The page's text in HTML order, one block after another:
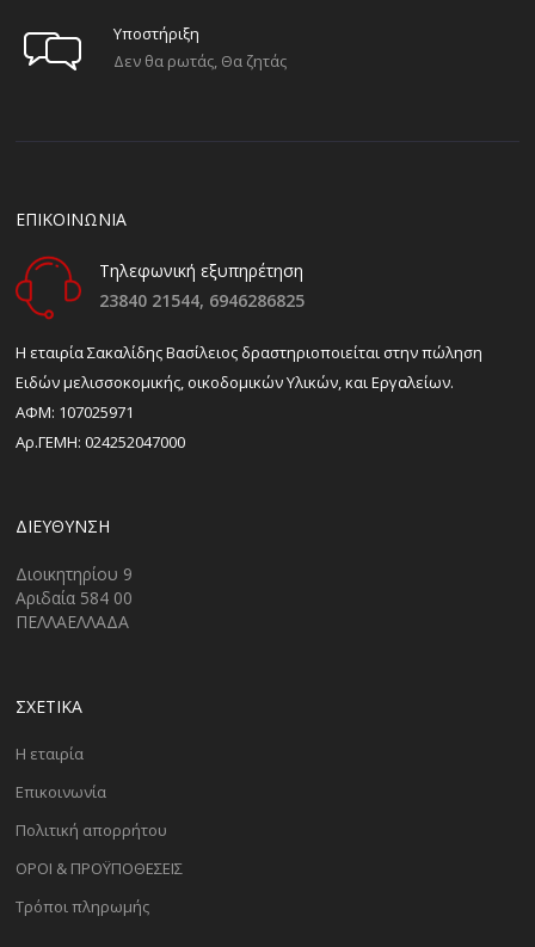
Υποστήριξη
Δεν θα ρωτάς, Θα ζητάς
ΕΠΙΚΟΙΝΩΝΙΑ
Τηλεφωνική εξυπηρέτηση
23840 21544, 6946286825
H εταιρία Σακαλίδης Βασίλειος δραστηριοποιείται στην πώληση
Ειδών μελισσοκομικής, οικοδομικών Υλικών, και Εργαλείων.
ΑΦΜ: 107025971
Αρ.ΓΕΜΗ: 024252047000
ΔΙΕΎΘΥΝΣΗ
Διοικητηρίου 9
Αριδαία 584 00
ΠΕΛΛΑΕΛΛΑΔΑ
ΣΧΕΤΙΚΑ
Η εταιρία
Επικοινωνία
Πολιτική απορρήτου
ΟΡΟΙ & ΠΡΟΫΠΟΘΕΣΕΙΣ
Τρόποι πληρωμής